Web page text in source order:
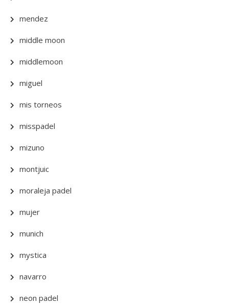
mendez
middle moon
middlemoon
miguel
mis torneos
misspadel
mizuno
montjuic
moraleja padel
mujer
munich
mystica
navarro
neon padel